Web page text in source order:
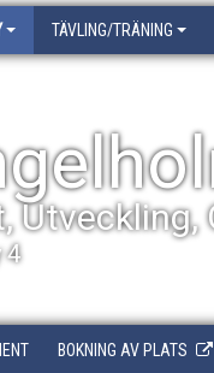
TÄVLING/TRÄNING
Utveckling,
4
BOKNING AV PLATS